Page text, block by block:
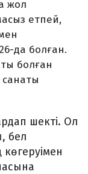
жол
етпей,
да болған.
болған
шекті. Ол
бел